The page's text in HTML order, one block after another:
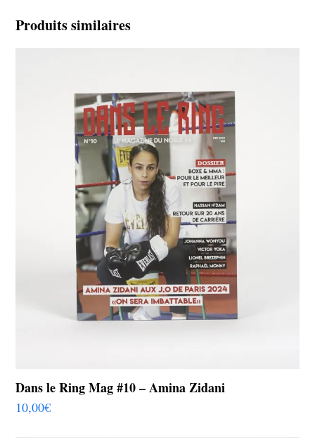
Produits similaires
Dans le Ring Mag #10 – Amina Zidani
10,00€